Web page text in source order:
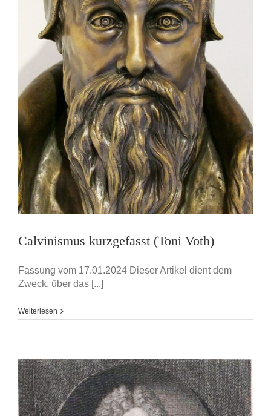
Calvinismus kurzgefasst (Toni Voth)
Fassung vom 17.01.2024 Dieser Artikel dient dem
Zweck, über das [...]
Weiterlesen